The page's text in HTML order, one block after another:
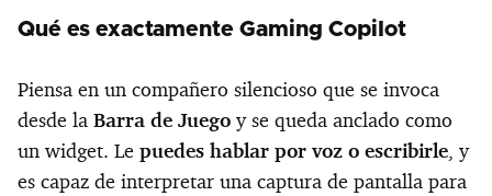
Qué es exactamente Gaming Copilot
Piensa en un compañero silencioso que se invoca
desde la Barra de Juego y se queda anclado como
un widget. Le puedes hablar por voz o escribirle, y
es capaz de interpretar una captura de pantalla para